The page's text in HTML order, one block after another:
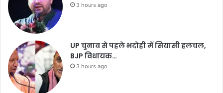
3 hours ago
UP चुनाव से पहले भदोही में सियासी हलचल,
BJP विधायक…
3 hours ago